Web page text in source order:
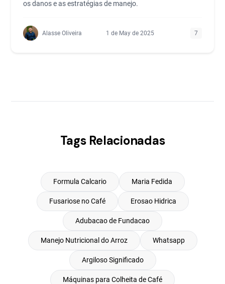
os danos e as estratégias de manejo.
Alasse Oliveira 1 de May de 2025 7
Tags Relacionadas
Formula Calcario Maria Fedida
Fusariose no Café Erosao Hidrica
Adubacao de Fundacao
Manejo Nutricional do Arroz Whatsapp
Argiloso Significado
Máquinas para Colheita de Café